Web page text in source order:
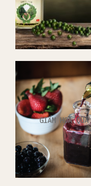
GIẤM HOA QUẢ